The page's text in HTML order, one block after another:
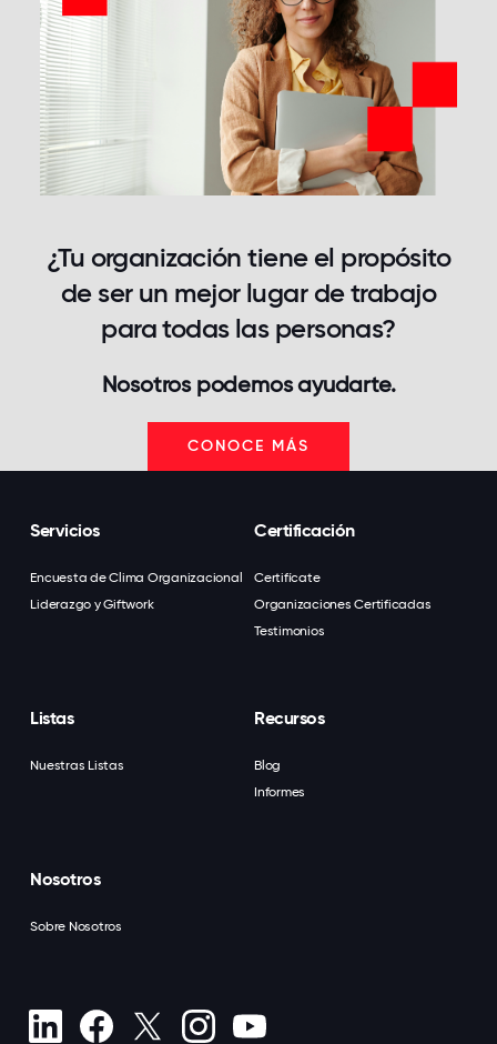
¿Tu organización tiene el propósito
de ser un mejor lugar de trabajo
para todas las personas?
Nosotros podemos ayudarte.
CONOCE MÁS
Servicios
Encuesta de Clima Organizacional
Liderazgo y Giftwork
Certificación
Certifícate
Organizaciones Certificadas
Testimonios
Listas
Nuestras Listas
Recursos
Blog
Informes
Nosotros
Sobre Nosotros